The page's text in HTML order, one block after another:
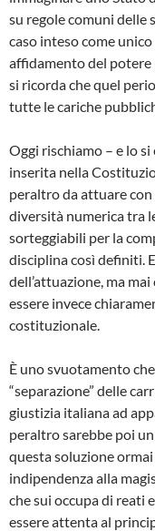
su regole comuni delle
caso inteso come
affidamento del
si ricorda che quel
tutte le cariche
Oggi rischiamo – e lo
inserita nella
peraltro da attuare
diversità numerica tra
sorteggiabili per la
disciplina così definiti.
dell’attuazione, ma
essere invece
costituzionale.
È uno svuotamento
“separazione” delle
giustizia italiana ad
peraltro sarebbe poi
questa soluzione
indipendenza alla
che sui occupa di reati
essere attenta al